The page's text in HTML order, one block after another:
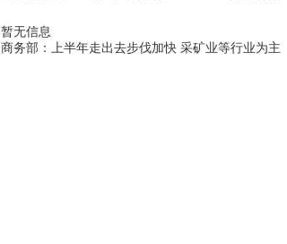
暂无信息
商务部：上半年走出去步伐加快 采矿业等行业为主